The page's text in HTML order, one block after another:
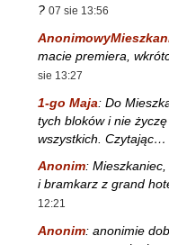
? 07 sie 13:56
macie premiera,
sie 13:27
1-go Maja: Do
tych bloków i nie
wszystkich. Czytając…
Anonim:
i bramkarz z grand
12:21
Anonim: anonimie